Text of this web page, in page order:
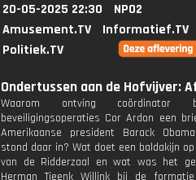
20-05-2025 22:30
NPO2
Amusement.TV
Informatief.TV
Politiek.TV
Ondertussen aan de Hofvijver:
Waarom ontving coördinator
beveiligingsoperaties Cor Ardon een
Amerikaanse president Barack
stond daar in? Wat doet een baldakijn
van de Ridderzaal en wat was het
Herman Tjeenk Willink bij de